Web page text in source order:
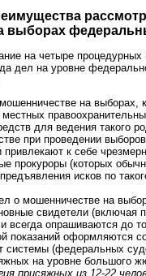
выборах
на четыре
дел на уровне
на выборах,
для ведения такого
при проведении
привлекают к себе
прокуроры (которых
исков по
о мошенничестве на
свидетели (включая
всегда опрашиваются до
показаний оформляются
системы (федеральных
на уровне большого
присяжных из 12-22